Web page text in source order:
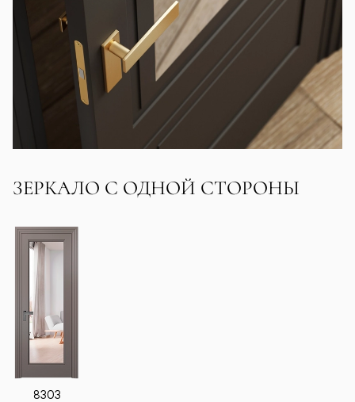
ЗЕРКАЛО С ОДНОЙ СТОРОНЫ
8303